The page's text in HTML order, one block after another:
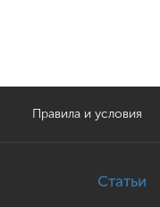
Правила и условия
Статьи